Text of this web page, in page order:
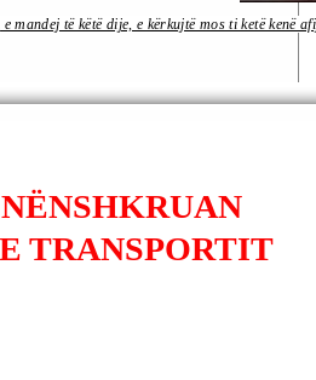
mandej të këtë dije, e kërkujtë mos ti ketë kenë
TRANSPORTIT